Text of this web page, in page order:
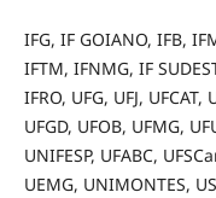
IFG, IF GOIANO, IFB,
IFTM, IFNMG, IF
IFRO, UFG, UFJ,
UFGD, UFOB, UFMG,
UNIFESP, UFABC,
UEMG, UNIMONTES,